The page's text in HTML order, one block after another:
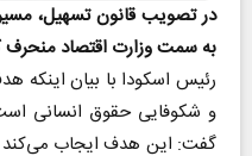
در تصویب قانون تسهیل،
به سمت وزارت اقتصاد منحرف
رئیس اسکودا با بیان اینکه
و شکوفایی حقوق انسانی
گفت: این هدف ایجاب می‌کند